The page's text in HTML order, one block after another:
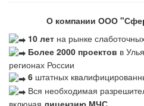
О компании ООО
10 лет на рынке
Более 2000 проектов в
регионах России
6 штатных
Вся необходимая
включая лицензию МЧС